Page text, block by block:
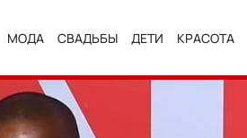
МОДА СВАДЬБЫ ДЕТИ КРАСОТА